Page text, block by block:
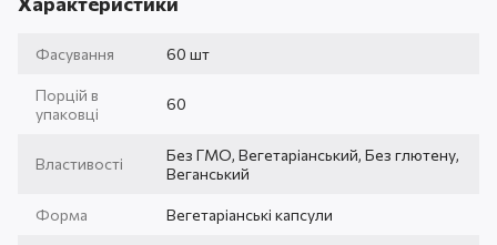
Фасування 60 шт
Порцій в
упаковці
60
Властивості
Без ГМО, Вегетаріанський, Без глютену,
Веганський
Форма Вегетаріанські капсули